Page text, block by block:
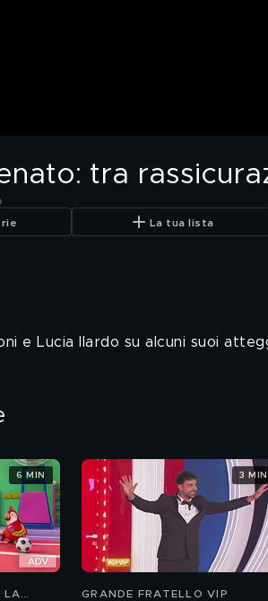
tra
La tua lista
e Lucia Ilardo su alcuni suoi
LA
6 MIN
GRANDE FRATELLO VIP
3 MIN